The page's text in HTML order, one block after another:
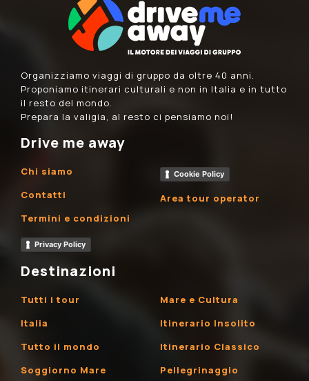
Organizziamo viaggi di gruppo da oltre 40 anni.
Proponiamo itinerari culturali e non in Italia e in tutto
il resto del mondo.
Prepara la valigia, al resto ci pensiamo noi!
Drive me away
Chi siamo
Contatti
Termini e condizioni
Privacy Policy
Cookie Policy
Area tour operator
Destinazioni
Tutti i tour
Italia
Tutto il mondo
Soggiorno Mare
Mare e Cultura
Itinerario Insolito
Itinerario Classico
Pellegrinaggio